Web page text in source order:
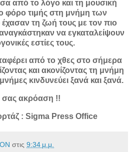
από το λόγο και τη μουσική
φόρο τιμής στη μνήμη των
τη ζωή τους με τον πιο
να εγκαταλείψουν
εστίες τους.
από το χθες στο σήμερα
και ακονίζοντας τη μνήμη
κινδυνεύει ξανά και ξανά.
σας ακρόαση !!
: Sigma Press Office
στις 9:34 μ.μ.